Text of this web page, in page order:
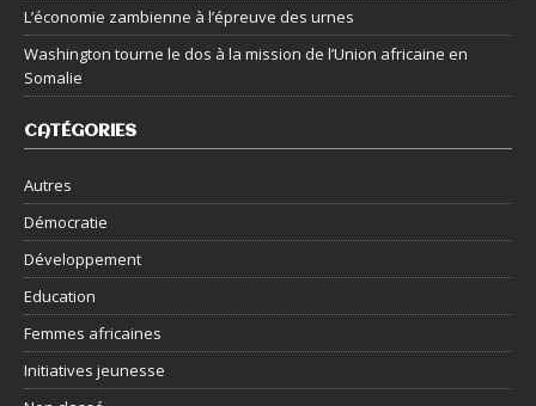
L’économie zambienne à l’épreuve des urnes
Washington tourne le dos à la mission de l’Union africaine en
Somalie
CATÉGORIES
Autres
Démocratie
Développement
Education
Femmes africaines
Initiatives jeunesse